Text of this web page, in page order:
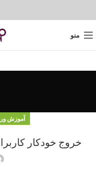
منو
آموزش
خروج خودکار